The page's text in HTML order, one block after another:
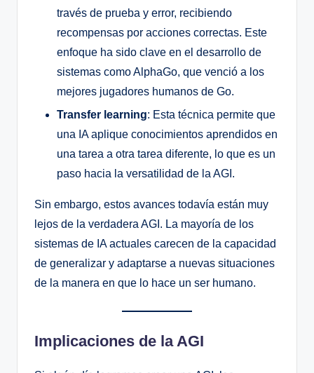
través de prueba y error, recibiendo
recompensas por acciones correctas. Este
enfoque ha sido clave en el desarrollo de
sistemas como AlphaGo, que venció a los
mejores jugadores humanos de Go.
Transfer learning: Esta técnica permite que
una IA aplique conocimientos aprendidos en
una tarea a otra tarea diferente, lo que es un
paso hacia la versatilidad de la AGI.
Sin embargo, estos avances todavía están muy
lejos de la verdadera AGI. La mayoría de los
sistemas de IA actuales carecen de la capacidad
de generalizar y adaptarse a nuevas situaciones
de la manera en que lo hace un ser humano.
Implicaciones de la AGI